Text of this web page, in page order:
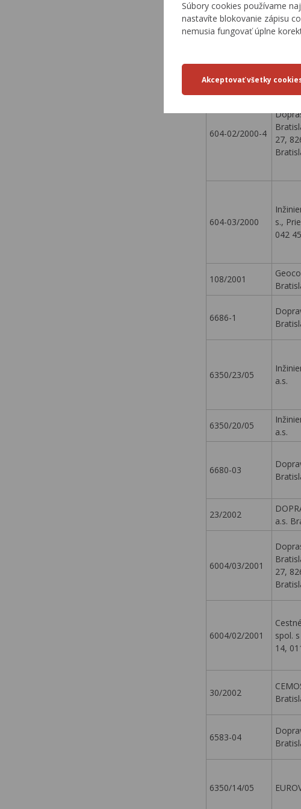
Súbory cookies používame
nastavíte blokovanie zápisu
nemusia fungovať úplne
6141/8/2000
93/2001
r.o.
604-02/2000-4
27,
604-03/2000
s.,
042
108/2001
6686-1
6350/23/05
a.s.
6350/20/05
a.s.
6680-03
23/2002
a.s.
6004/03/2001
27,
6004/02/2001
spol.
14,
30/2002
6583-04
6350/14/05